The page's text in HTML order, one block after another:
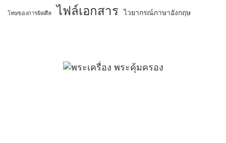
โทษของการผิดศีล ไฟล์เอกสาร ไวยากรณ์ภาษาอังกฤษ